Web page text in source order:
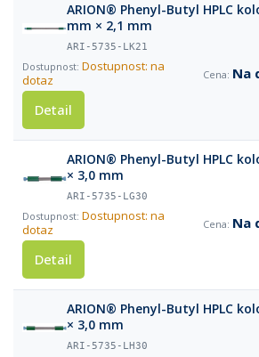
ARION® Phenyl-Butyl HPLC
mm × 2,1 mm
ARI-5735-LK21
Dostupnost: na
dotaz
Na
Detail
ARION® Phenyl-Butyl HPLC
× 3,0 mm
ARI-5735-LG30
Dostupnost: na
dotaz
Na
Detail
ARION® Phenyl-Butyl HPLC
× 3,0 mm
ARI-5735-LH30